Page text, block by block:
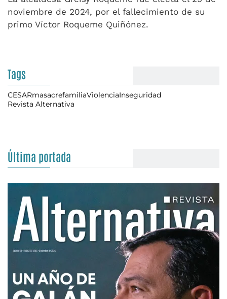
noviembre de 2024, por el fallecimiento de su
primo Víctor Roqueme Quiñónez.
Tags
CESARmasacrefamiliaViolenciaInseguridad
Revista Alternativa
Última portada